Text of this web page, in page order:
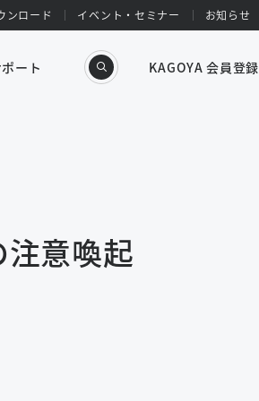
意喚起
ンロード イベント・セミナー お知らせ
ート KAGOYA 会員登録